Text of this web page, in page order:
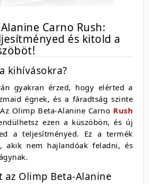
Carno Rush:
és kitold a
kihívásokra?
gyakran érzed, hogy elérted a
égnek, és a fáradtság szinte
Olimp Beta-Alanine Carno Rush
ezen a küszöbön, és új
a teljesítményed. Ez a termék
akik nem hajlandóak feladni, és
az Olimp Beta-Alanine